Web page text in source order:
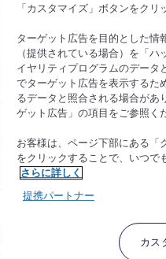
「カスタマイズ」ボタンをク
ターゲット広告を目的とした情
（提供されている場合）を「
イヤリティプログラムのデータ
でターゲット広告を表示するた
るデータと照合される場合があ
ゲット広告」の項目をご参照く
お客様は、ページ下部にある「
をクリックすることで、いつで
さらに詳しく
提携パートナー
カス